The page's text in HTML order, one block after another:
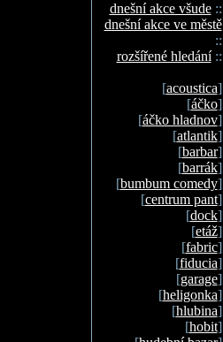
dnešní akce všude::
dnešní akce ve městě
::
rozšířené hledání::
[acoustica]
[áčko]
[áčko hladnov]
[atlantik]
[barbar]
[barrák]
[bumbum comedy]
[centrum pant]
[dock]
[etáž]
[fabric]
[fiducia]
[garage]
[heligonka]
[hlubina]
[hobit]